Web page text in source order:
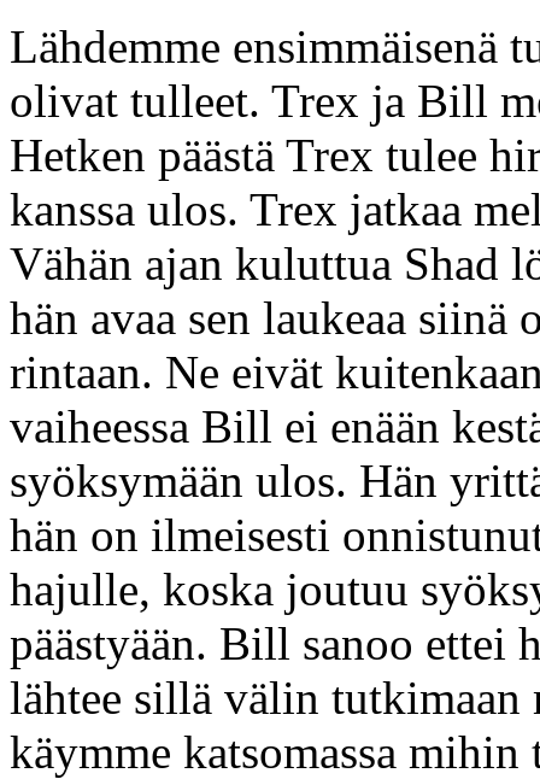
Lähdemme ensimmäisenä
olivat tulleet. Trex ja Bill
Hetken päästä Trex tulee
kanssa ulos. Trex jatkaa
Vähän ajan kuluttua Shad
hän avaa sen laukeaa
rintaan. Ne eivät
vaiheessa Bill ei enään
syöksymään ulos. Hän
hän on ilmeisesti
hajulle, koska joutuu
päästyään. Bill sanoo ettei
lähtee sillä välin
käymme katsomassa